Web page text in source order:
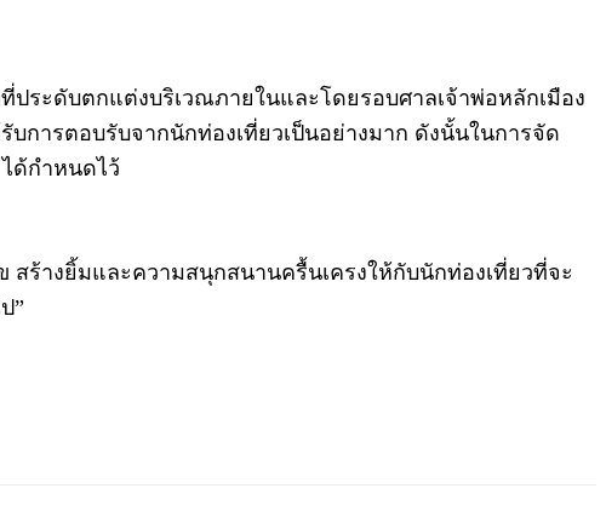
ระดับตกแต่งบริเวณภายในและโดยรอบศาลเจ้าพ่อหลักเมือง
ารตอบรับจากนักท่องเที่ยวเป็นอย่างมาก ดังนั้นในการจัด
ด้กำหนดไว้
ร้างยิ้มและความสนุกสนานครื้นเครงให้กับนักท่องเที่ยวที่จะ
”